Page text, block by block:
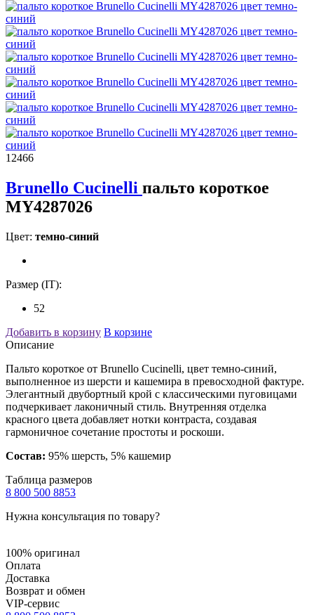
12466
Brunello Cucinelli пальто короткое
MY4287026
Цвет: темно-синий
Размер (IT):
52
Добавить в корзину В корзине
Описание
Пальто короткое от Brunello Cucinelli, цвет темно-синий,
выполненное из шерсти и кашемира в превосходной фактуре.
Элегантный двубортный крой с классическими пуговицами
подчеркивает лаконичный стиль. Внутренняя отделка
красного цвета добавляет нотки контраста, создавая
гармоничное сочетание простоты и роскоши.
Состав: 95% шерсть, 5% кашемир
Таблица размеров
8 800 500 8853
Нужна консультация по товару?
100% оригинал
Оплата
Доставка
Возврат и обмен
VIP-сервис